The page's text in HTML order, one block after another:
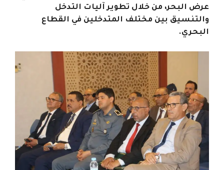
عرض البحر، من خلال تطوير آليات التدخل
والتنسيق بين مختلف المتدخلين في القطاع
البحري.